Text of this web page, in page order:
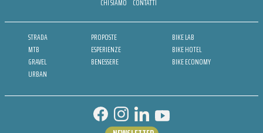
STRADA
MTB
GRAVEL
URBAN
PROPOSTE
ESPERIENZE
BENESSERE
BIKE LAB
BIKE HOTEL
BIKE ECONOMY